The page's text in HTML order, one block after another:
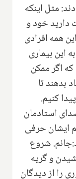
مثل اینکه
دارید خود و
همه افرادی
این بیماری
اگر ممکن
تا
کنیم.
استادمان
ایشان حرفی
شروع
و گریه
را از دیدگان